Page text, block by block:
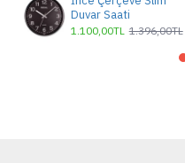
Duvar Saati
1.100,00TL 1.396,00TL